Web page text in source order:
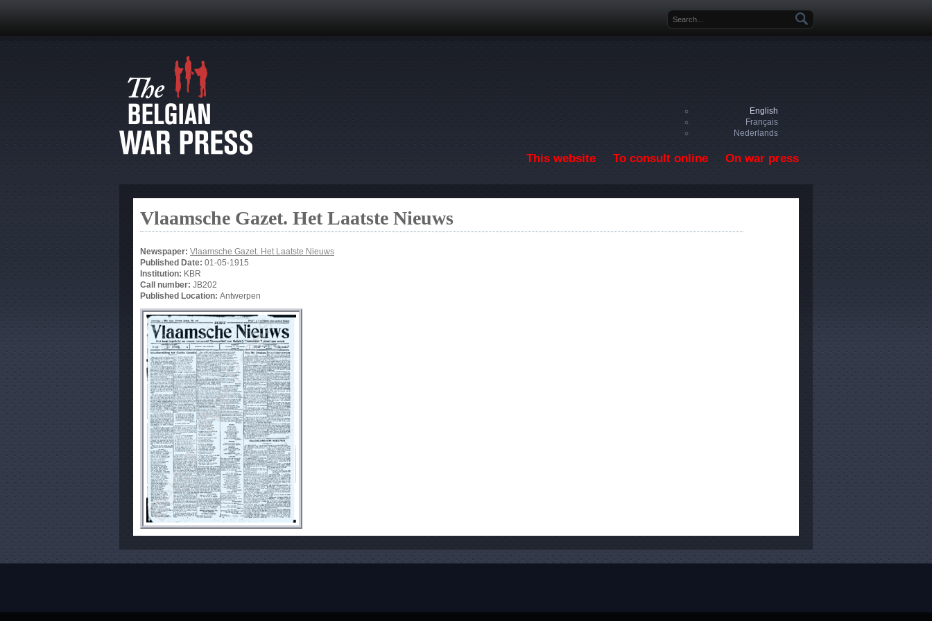
Search form
English
Français
Nederlands
This website To consult online On war press
Vlaamsche Gazet. Het Laatste Nieuws
Newspaper: Vlaamsche Gazet. Het Laatste Nieuws
Published Date: 01-05-1915
Institution: KBR
Call number: JB202
Published Location: Antwerpen